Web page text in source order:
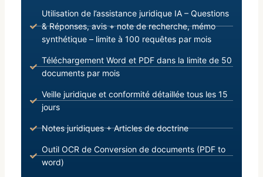
Utilisation de l’assistance juridique IA – Questions
& Réponses, avis + note de recherche, mémo
synthétique – limite à 100 requêtes par mois
Téléchargement Word et PDF dans la limite de 50
documents par mois
Veille juridique et conformité détaillée tous les 15
jours
Notes juridiques + Articles de doctrine
Outil OCR de Conversion de documents (PDF to
word)